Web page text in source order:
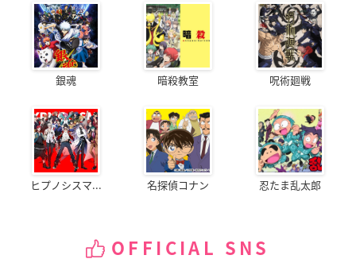
銀魂 暗殺教室 呪術廻戦
ヒプノシスマ... 名探偵コナン 忍たま乱太郎
OFFICIAL SNS